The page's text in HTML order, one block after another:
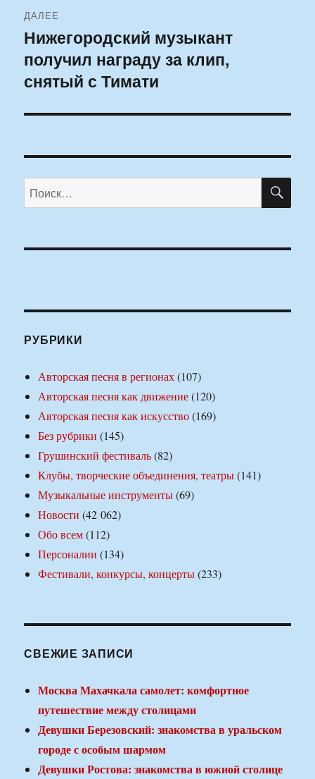
ДАЛЕЕ
Следующая
запись:
Нижегородский музыкант
получил награду за клип,
снятый с Тимати
Искать:
РУБРИКИ
Авторская песня в регионах(107)
Авторская песня как движение(120)
Авторская песня как искусство(169)
Без рубрики (145)
Грушинский фестиваль(82)
Клубы, творческие объединения, театры(141)
Музыкальные инструменты(69)
Новости (42 062)
Обо всем(112)
Персоналии (134)
Фестивали, конкурсы, концерты(233)
СВЕЖИЕ ЗАПИСИ
Москва Махачкала самолет: комфортное
путешествие между столицами
Девушки Березовский: знакомства в уральском
городе с особым шармом
Девушки Ростова: знакомства в южной столице